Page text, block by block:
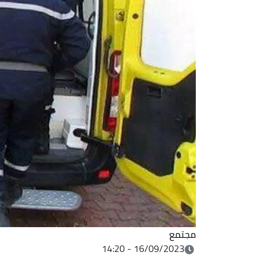
مجتمع
16/09/2023 - 14:20